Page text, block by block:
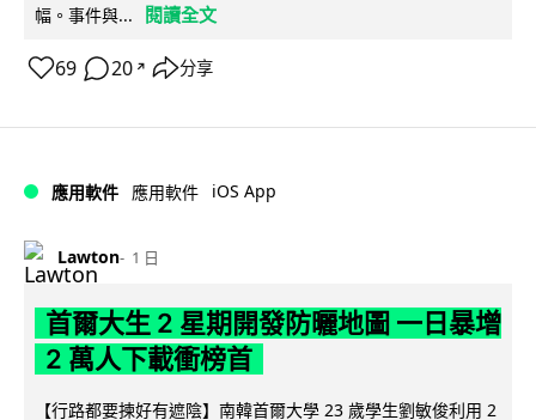
幅。事件與...
閱讀全文
69 20 ↗ 分享
應用軟件 應用軟件 iOS App
Lawton 1 日
首爾大生 2 星期開發防曬地圖 一日暴增
2 萬人下載衝榜首
【行路都要揀好有遮陰】南韓首爾大學 23 歲學生劉敏俊利用 2